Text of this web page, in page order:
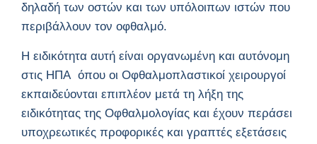
δηλαδή των οστών και των υπόλοιπων ιστών που
περιβάλλουν τον οφθαλμό.
Η ειδικότητα αυτή είναι οργανωμένη και αυτόνομη
στις ΗΠΑ όπου οι Οφθαλμοπλαστικοί χειρουργοί
εκπαιδεύονται επιπλέον μετά τη λήξη της
ειδικότητας της Οφθαλμολογίας και έχουν περάσει
υποχρεωτικές προφορικές και γραπτές εξετάσεις